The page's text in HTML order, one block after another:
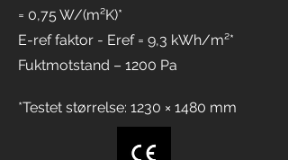
= 0,75 W/(m²K)*
E-ref faktor - Eref = 9,3 kWh/m²*
Fuktmotstand – 1200 Pa
*Testet størrelse: 1230 × 1480 mm